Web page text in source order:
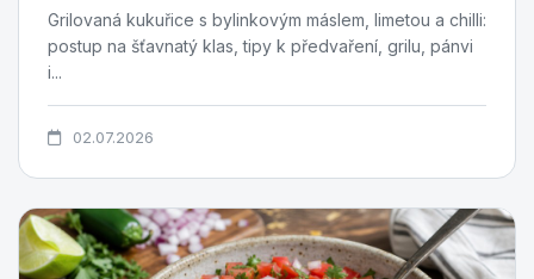
Grilovaná kukuřice s bylinkovým máslem, limetou a chilli:
postup na šťavnatý klas, tipy k předvaření, grilu, pánvi
i...
02.07.2026